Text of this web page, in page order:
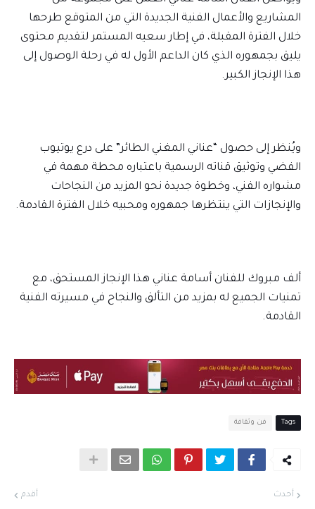
المشاريع والأعمال الفنية الجديدة التي من المتوقع طرحها
خلال الفترة المقبلة، في إطار سعيه المستمر لتقديم محتوى
يليق بجمهوره الذي كان الداعم الأول له في رحلة الوصول إلى
هذا الإنجاز الكبير.
ويُنظر إلى حصول “عناني المغني الطائر” على درع يوتيوب
الفضي وتوثيق قناته الرسمية باعتباره محطة مهمة في
مشواره الفني، وخطوة جديدة نحو المزيد من النجاحات
والإنجازات التي ينتظرها جمهوره ومحبيه خلال الفترة القادمة.
ألف مبروك للفنان أسامة عناني هذا الإنجاز المستحق، مع
تمنيات الجميع له بمزيد من التألق والنجاح في مسيرته الفنية
القادمة.
Tags فن وثقافة
أحدث أقدم